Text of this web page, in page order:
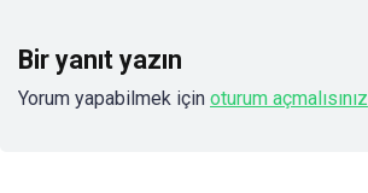
Bir yanıt yazın
Yorum yapabilmek için oturum açmalısınız